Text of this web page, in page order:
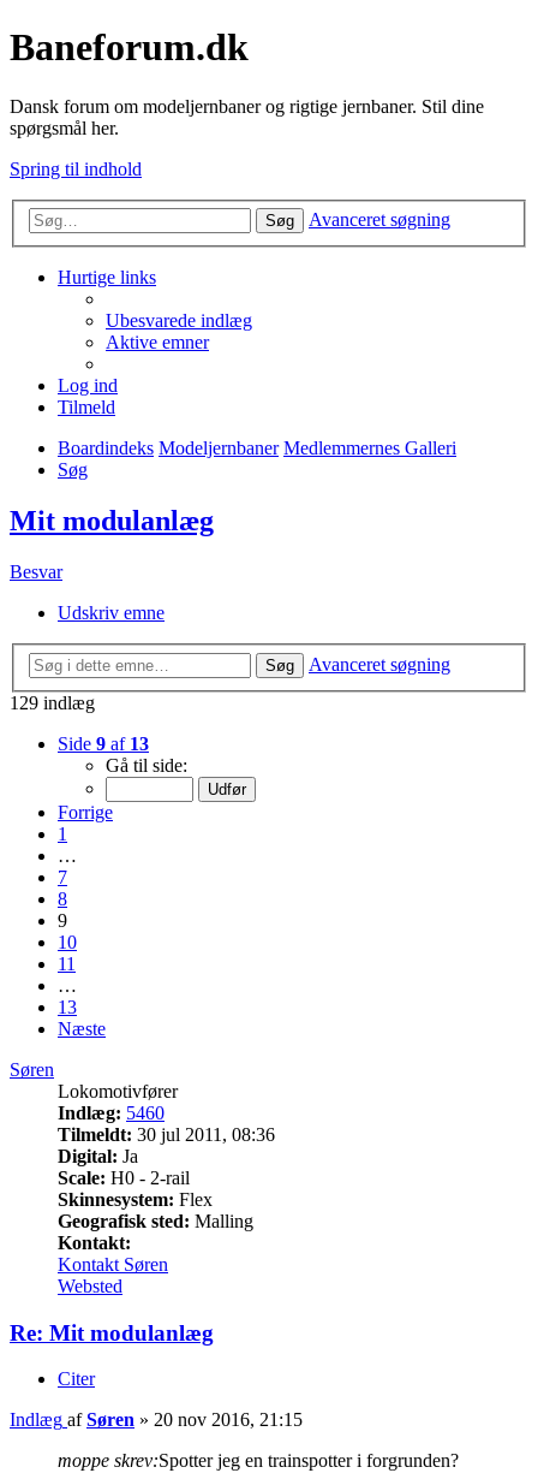
Baneforum.dk
Dansk forum om modeljernbaner og rigtige jernbaner. Stil dine
spørgsmål her.
Spring til indhold
Søg Avanceret søgning
Hurtige links
Ubesvarede indlæg
Aktive emner
Log ind
Tilmeld
Boardindeks Modeljernbaner Medlemmernes Galleri
Søg
Mit modulanlæg
Besvar
Udskriv emne
Søg
Avanceret søgning
129 indlæg
Side 9 af 13
Gå til side:
Forrige
1
…
7
8
9
10
11
…
13
Næste
Søren
Lokomotivfører
Indlæg: 5460
Tilmeldt: 30 jul 2011, 08:36
Digital: Ja
Scale: H0 - 2-rail
Skinnesystem: Flex
Geografisk sted: Malling
Kontakt:
Kontakt Søren
Websted
Re: Mit modulanlæg
Citer
Indlæg afSøren » 20 nov 2016, 21:15
moppe skrev:Spotter jeg en trainspotter i forgrunden?